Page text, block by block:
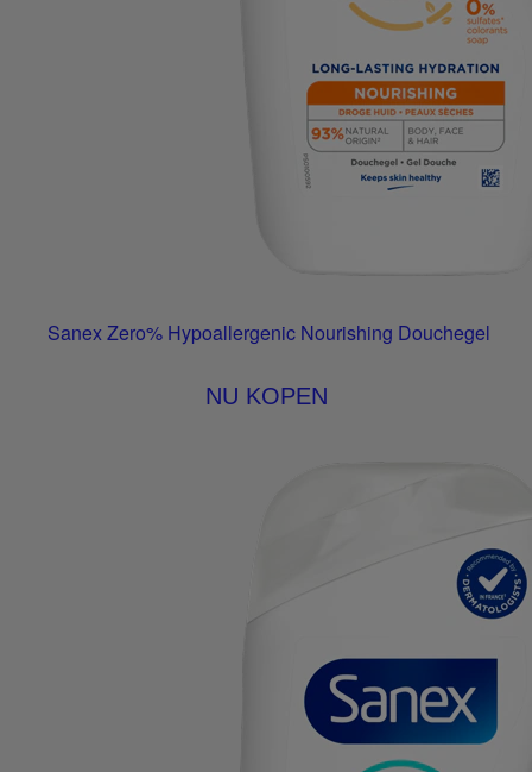
Sanex Zero% Hypoallergenic Nourishing Douchegel
NU KOPEN